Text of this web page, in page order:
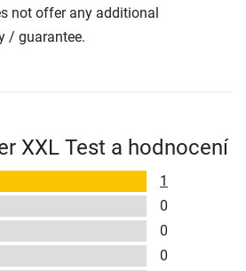
not offer any additional
/ guarantee.
XXL Test a hodnocení
1
0
0
0